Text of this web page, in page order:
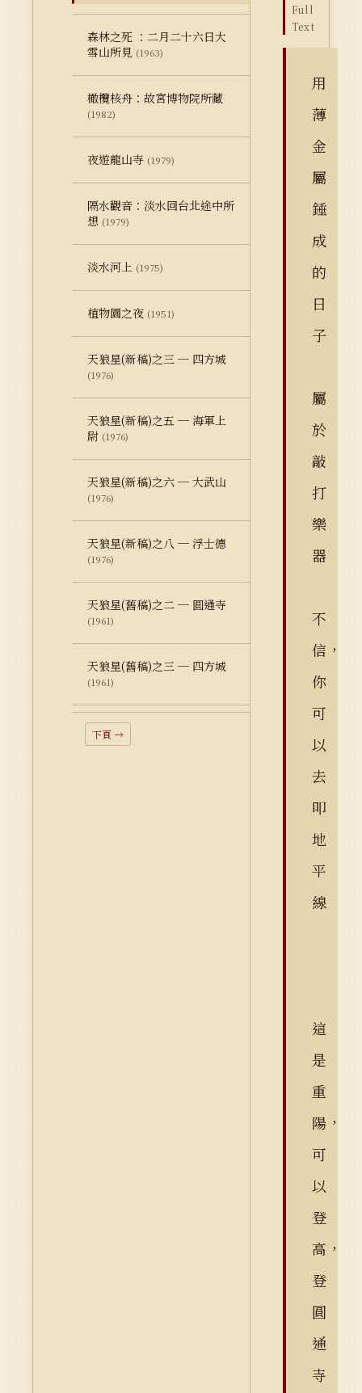
森林之死 ：二月二十六日大
雪山所見 (1963)
橄欖核舟：故宮博物院所藏
(1982)
夜遊龍山寺 (1979)
隔水觀音：淡水回台北途中所
想 (1979)
淡水河上 (1975)
植物園之夜 (1951)
天狼星(新稿)之三 ─ 四方城
(1976)
天狼星(新稿)之五 ─ 海軍上
尉 (1976)
天狼星(新稿)之六 ─ 大武山
(1976)
天狼星(新稿)之八 ─ 浮士德
(1976)
天狼星(舊稿)之二 ─ 圓通寺
(1961)
天狼星(舊稿)之三 ─ 四方城
(1961)
下頁 →
Full
Text
用
薄
金
屬
錘
成
的
日
子
屬
於
敲
打
樂
器
不
信，
你
可
以
去
叩
地
平
線
這
是
重
陽，
可
以
登
高，
登
圓
通
寺